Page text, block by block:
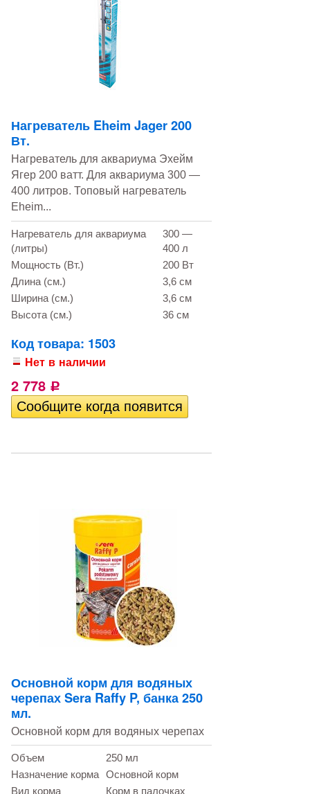
Нагреватель Eheim Jager 200
Вт.
Нагреватель для аквариума Эхейм
Ягер 200 ватт. Для аквариума 300 —
400 литров. Топовый нагреватель
Eheim...
Нагреватель для аквариума
(литры)
300 —
400 л
Мощность (Вт.)
200 Вт
Длина (см.)
3,6 см
Ширина (см.)
3,6 см
Высота (см.)
36 см
Код товара: 1503
Нет в наличии
2 778 Р
Основной корм для водяных
черепах Sera Raffy P, банка 250
мл.
Основной корм для водяных черепах
Объем
250 мл
Назначение корма
Основной корм
Вид корма
Корм в палочках